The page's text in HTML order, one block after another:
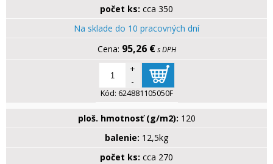
počet ks: cca 350
Na sklade do 10 pracovných dní
95,26 € s DPH
+
-
Kód: 624881105050F
ploš. hmotnosť (g/m2): 120
balenie: 12,5kg
počet ks: cca 270